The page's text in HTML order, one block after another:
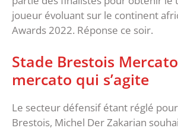
joueur évoluant sur le continent
Awards 2022. Réponse ce soir.
Stade Brestois
mercato qui s’agite
Le secteur défensif étant réglé
Brestois, Michel Der Zakarian